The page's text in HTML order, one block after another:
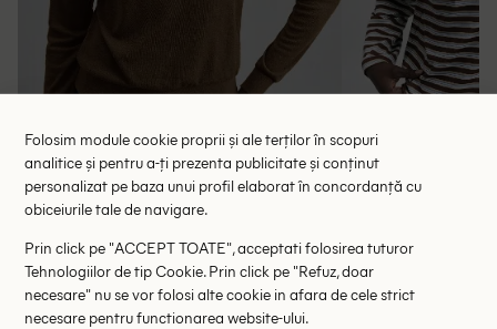
49.50 lei
RRP: 99.00 lei
Folosim module cookie proprii și ale terților în scopuri
analitice și pentru a-ți prezenta publicitate și conținut
personalizat pe baza unui profil elaborat în concordanță cu
obiceiurile tale de navigare.
Prin click pe "ACCEPT TOATE", acceptati folosirea tuturor
Tehnologiilor de tip Cookie. Prin click pe "Refuz, doar
necesare" nu se vor folosi alte cookie in afara de cele strict
necesare pentru functionarea website-ului.